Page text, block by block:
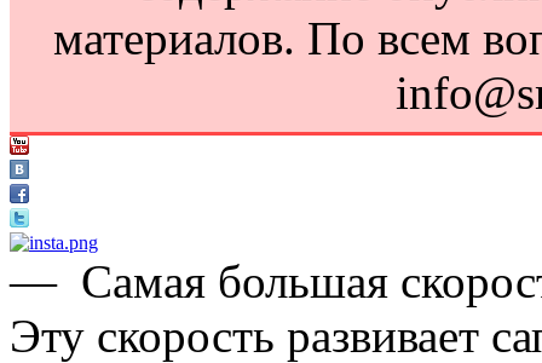
материалов. По всем
— Самая большая
Эту скорость развивает